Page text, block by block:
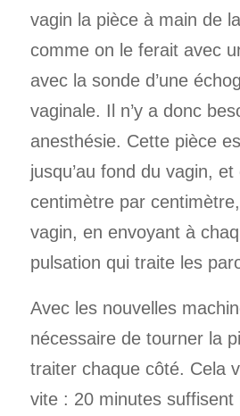
vagin la pièce à main de
comme on le ferait avec
avec la sonde d’une
vaginale. Il n’y a donc
anesthésie. Cette pièce
jusqu’au fond du vagin,
centimètre par
vagin, en envoyant à
pulsation qui traite les
Avec les nouvelles
nécessaire de tourner la
traiter chaque côté. Cela
vite : 20 minutes suffisent